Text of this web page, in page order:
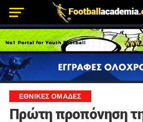
ΕΘΝΙΚΕΣ ΟΜΑΔΕΣ
Πρώτη προπόνηση